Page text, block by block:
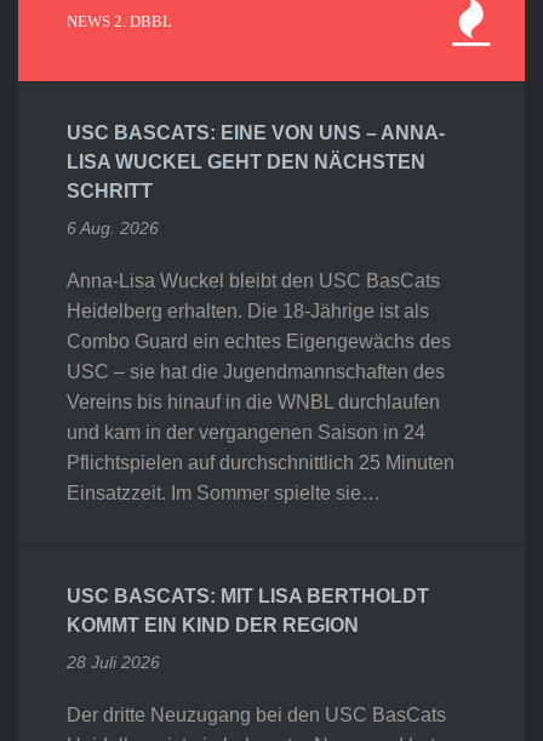
NEWS 2. DBBL
USC BASCATS: EINE VON UNS – ANNA-
LISA WUCKEL GEHT DEN NÄCHSTEN
SCHRITT
6 Aug. 2026
Anna-Lisa Wuckel bleibt den USC BasCats
Heidelberg erhalten. Die 18-Jährige ist als
Combo Guard ein echtes Eigengewächs des
USC – sie hat die Jugendmannschaften des
Vereins bis hinauf in die WNBL durchlaufen
und kam in der vergangenen Saison in 24
Pflichtspielen auf durchschnittlich 25 Minuten
Einsatzzeit. Im Sommer spielte sie…
USC BASCATS: MIT LISA BERTHOLDT
KOMMT EIN KIND DER REGION
28 Juli 2026
Der dritte Neuzugang bei den USC BasCats